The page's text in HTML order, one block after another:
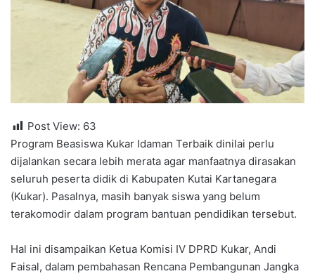
Post View: 63
Program Beasiswa Kukar Idaman Terbaik dinilai perlu
dijalankan secara lebih merata agar manfaatnya dirasakan
seluruh peserta didik di Kabupaten Kutai Kartanegara
(Kukar). Pasalnya, masih banyak siswa yang belum
terakomodir dalam program bantuan pendidikan tersebut.
Hal ini disampaikan Ketua Komisi IV DPRD Kukar, Andi
Faisal, dalam pembahasan Rencana Pembangunan Jangka